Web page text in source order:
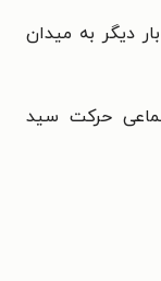
دیگر به میدان
حرکت سید